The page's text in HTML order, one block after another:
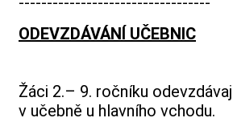
ODEVZDÁVÁNÍ UČEBNIC
Žáci 2.– 9. ročníku
v učebně u hlavního vchodu.